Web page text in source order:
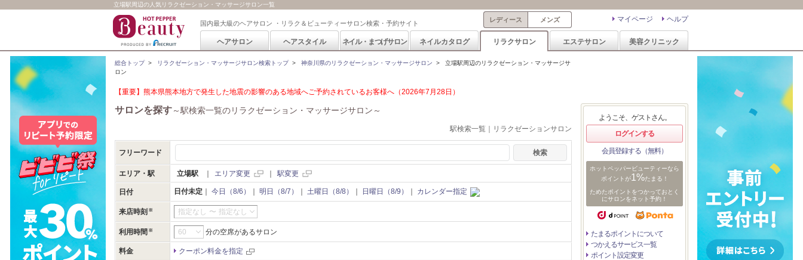
立場駅周辺の人気リラクゼーション・マッサージサロン一覧
国内最大級のヘアサロン ・リラク＆ビューティーサロン検索・予約サイト ヘルプ
マイページ
レディース メンズ
ヘアサロン ヘアスタイル ネイル・まつげサロン ネイルカタログ リラクサロン エステサロン 美容クリニック
総合トップ> リラクゼーション・マッサージサロン検索トップ> 神奈川県のリラクゼーション・マッサージサロン > 立場駅周辺のリラクゼーション・マッサージサ
ロン
【重要】熊本県熊本地方で発生した地震の影響のある地域へご予約されているお客様へ（2026年7月28日）
サロンを探す～駅検索一覧のリラクゼーション・マッサージサロン～
駅検索一覧｜リラクゼーションサロン
フリーワード
エリア・駅 立場駅 エリア変更 駅変更
日付 日付未定 今日（8/6） 明日（8/7） 土曜日（8/8） 日曜日（8/9） カレンダー指定
来店時刻 指定なし 〜 指定なし
利用時間 分の空席があるサロン
料金 クーポン料金を指定
ようこそ、ゲストさん。
ログインする
会員登録する（無料）
ホットペッパービューティーなら
ポイントが1%たまる！
ためたポイントをつかっておとく
にサロンをネット予約！
たまるポイントについて
つかえるサービス一覧
ポイント設定変更